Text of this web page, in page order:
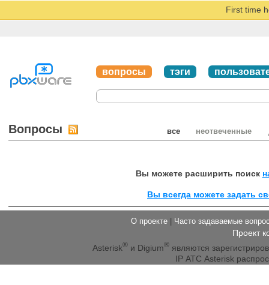
First time
вопросы тэги
все неотвеченные
Вопросы
Вы можете расширить поиск
Вы всегда можете задать
О проекте | Часто задаваемые
Проект
Asterisk®и Digium®являются
IP АТС Asterisk